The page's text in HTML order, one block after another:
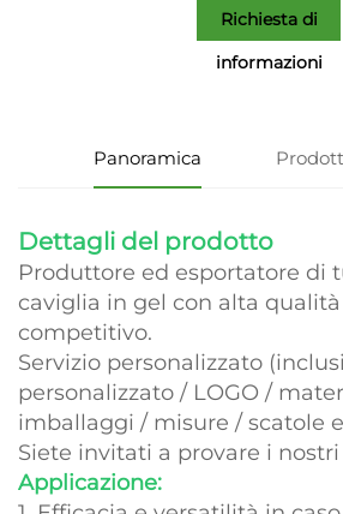
Richiesta di
informazioni
Panoramica
Dettagli del prodotto
Produttore ed esportatore di
caviglia in gel con alta qualità
competitivo.
Servizio personalizzato
personalizzato / LOGO /
imballaggi / misure / scatole
Siete invitati a provare i
Applicazione: